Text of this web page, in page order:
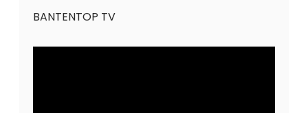
BANTENTOP TV